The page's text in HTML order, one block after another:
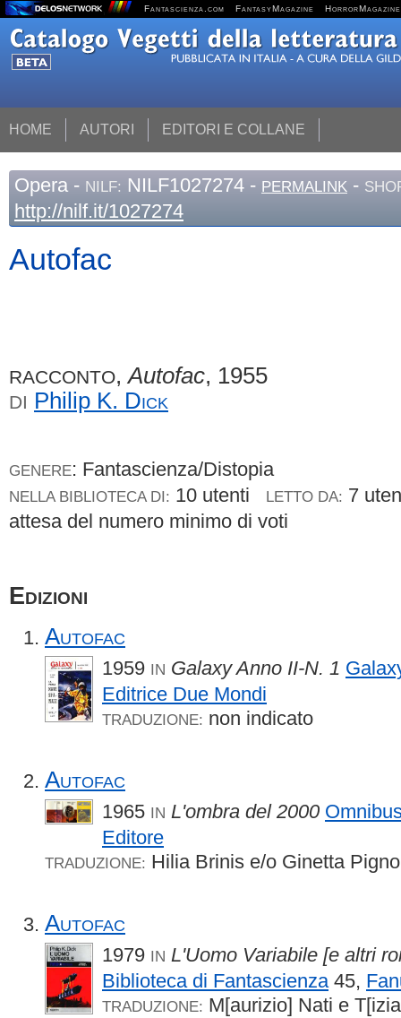
Fantascienza.com FantasyMagazine HorrorMagazine
HOME AUTORI EDITORI E COLLANE
Opera - NILF: NILF1027274 - PERMALINK -
http://nilf.it/1027274
Autofac
RACCONTO,Autofac, 1955
DI Philip K. Dick
GENERE: Fantascienza/Distopia
NELLA BIBLIOTECA DI: 10 utenti LETTO DA: 7
attesa del numero minimo di voti
Edizioni
Autofac
1959 IN Galaxy Anno II-N. 1
Editrice Due Mondi
TRADUZIONE: non indicato
Autofac
1965 IN L'ombra del 2000
Editore
TRADUZIONE: Hilia Brinis e/o Ginetta
Autofac
1979 IN L'Uomo Variabile [e altri
Biblioteca di Fantascienza45,
TRADUZIONE: M[aurizio] Nati e